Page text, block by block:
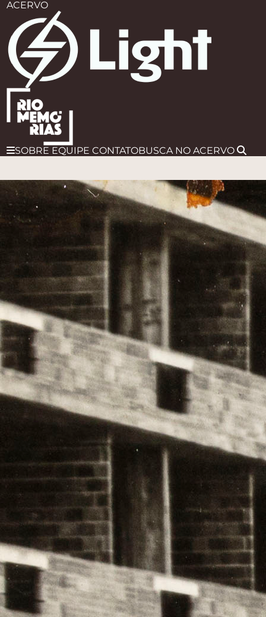
ACERVO
SOBRE EQUIPE CONTATOBUSCA NO ACERVO